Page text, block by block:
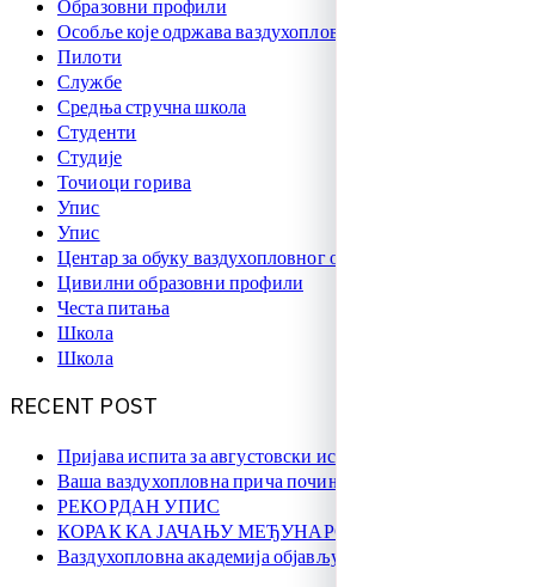
Особље које одржава ваздухоплове
Пилоти
Службе
Средња стручна школа
Студенти
Студије
Точиоци горива
Упис
Упис
Центар за обуку ваздухопловног особља
Цивилни образовни профили
Честа питања
Школа
Школа
RECENT POST
Пријава испита за августовски испитни рок
Ваша ваздухопловна прича почиње овде!
РЕКОРДАН УПИС
КОРАК КА ЈАЧАЊУ МЕЂУНАРОДНЕ САРАДЊЕ
Ваздухопловна академија објављује упис на � …